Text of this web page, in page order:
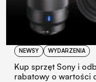
NEWSY WYDARZENIA
Kup sprzęt Sony i
rabatowy o wartości